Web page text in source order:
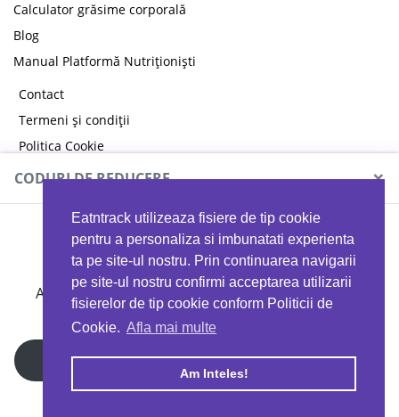
Eatntrack utilizeaza fisiere de tip cookie
pentru a personaliza si imbunatati experienta
ta pe site-ul nostru. Prin continuarea navigarii
pe site-ul nostru confirmi acceptarea utilizarii
fisierelor de tip cookie conform Politicii de
Cookie. Afla mai multe
Am Inteles!
Calculator grăsime corporală
Blog
Manual Platformă Nutriționiști
Contact
Termeni și condiții
Politica Cookie
Politica de confidențialitate
Copyright © 2026 EAT & TRACK S.R.L
CODURI DE REDUCERE ×
MYPROTEIN
Ai 40%reducere la orice comandă folosind codul
EATTRACK
Profită acum